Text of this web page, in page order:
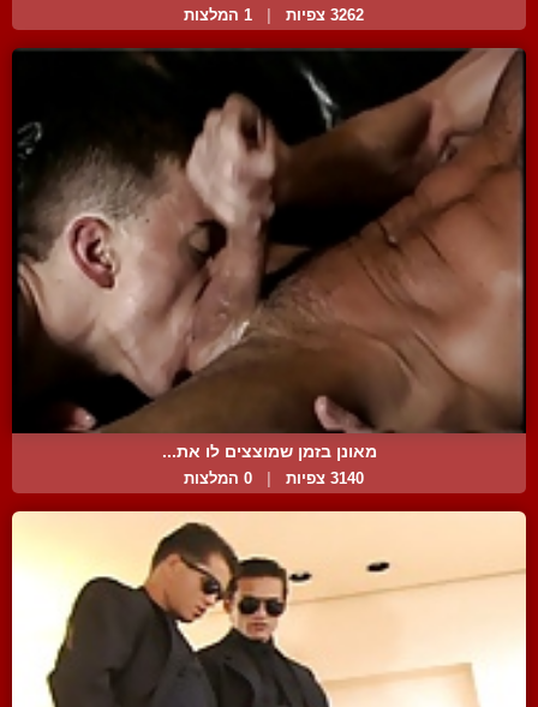
3262 צפיות 1 המלצות
מאונן בזמן שמוצצים לו את...
3140 צפיות | 0 המלצות